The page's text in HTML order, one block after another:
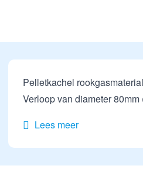
Pelletkachel
Verloop van diameter
Lees meer